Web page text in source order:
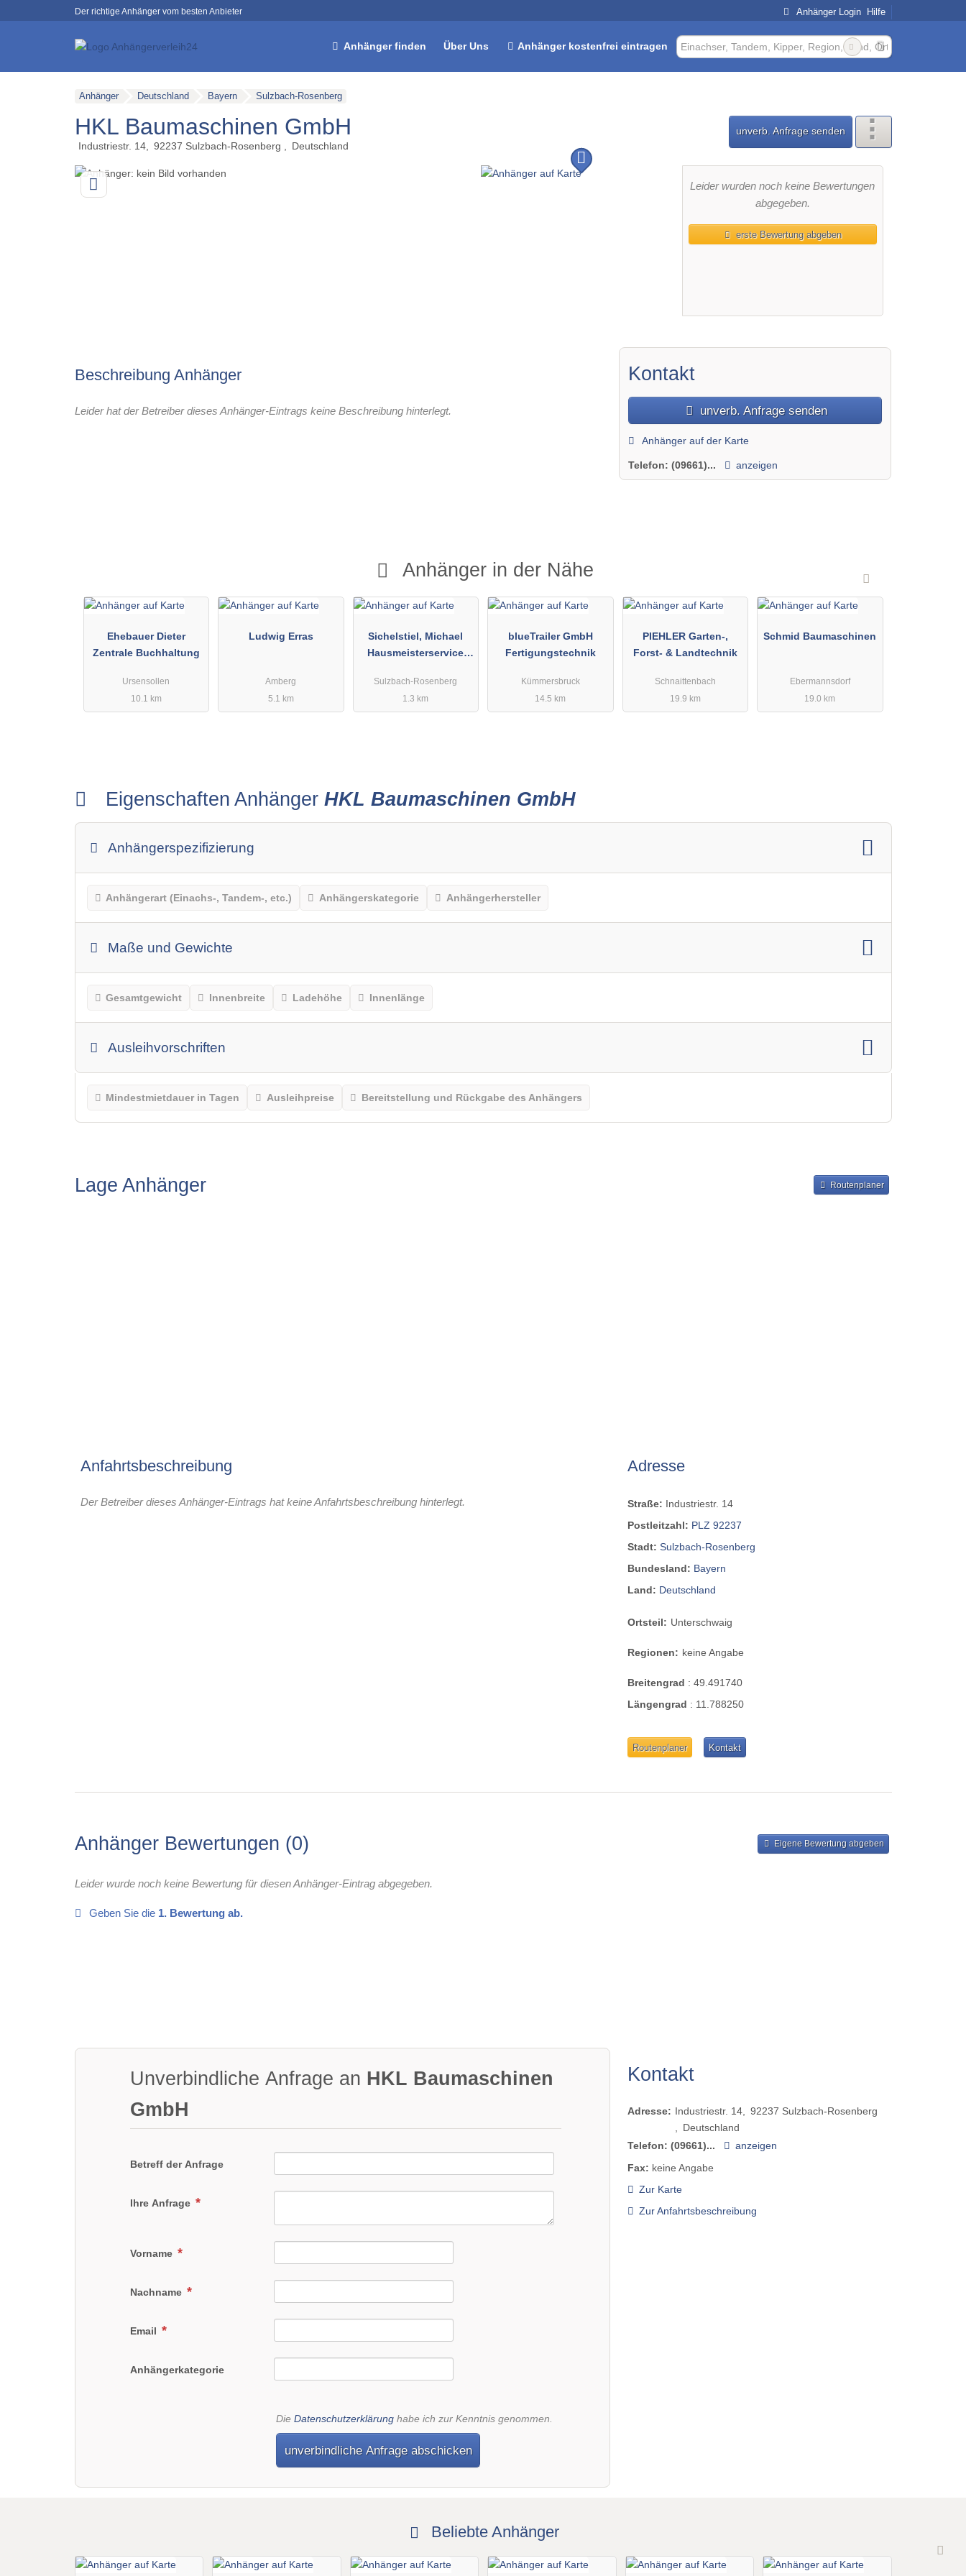
Der richtige Anhänger vom besten Anbieter Anhänger Login Hilfe
Anhänger finden Über Uns Anhänger kostenfrei eintragen
Anhänger Deutschland Bayern Sulzbach-Rosenberg
HKL Baumaschinen GmbH
Industriestr. 14 92237 Sulzbach-Rosenberg Deutschland
unverb. Anfrage senden
Leider wurden noch keine Bewertungen
abgegeben.
erste Bewertung abgeben
Beschreibung Anhänger
Leider hat der Betreiber dieses Anhänger-Eintrags keine Beschreibung hinterlegt.
Kontakt
unverb. Anfrage senden
Anhänger auf der Karte
Telefon:(09661)... anzeigen
Anhänger in der Nähe
Ehebauer Dieter
Zentrale Buchhaltung
Ursensollen
10.1 km
Ludwig Erras
Amberg
5.1 km
Sichelstiel, Michael
Hausmeisterservice
Sulzbach-Rosenberg
1.3 km
blueTrailer GmbH
Fertigungstechnik
Kümmersbruck
14.5 km
PIEHLER Garten-,
Forst- & Landtechnik
Schnaittenbach
19.9 km
Schmid Baumaschinen
Ebermannsdorf
19.0 km
Eigenschaften AnhängerHKL Baumaschinen GmbH
Anhängerspezifizierung
Anhängerart (Einachs-, Tandem-, etc.) Anhängerskategorie Anhängerhersteller
Maße und Gewichte
Gesamtgewicht Innenbreite Ladehöhe Innenlänge
Ausleihvorschriften
Mindestmietdauer in Tagen Ausleihpreise Bereitstellung und Rückgabe des Anhängers
Lage Anhänger Routenplaner
Anfahrtsbeschreibung
Der Betreiber dieses Anhänger-Eintrags hat keine Anfahrtsbeschreibung hinterlegt.
Adresse
Straße: Industriestr. 14
Postleitzahl: PLZ 92237
Stadt:Sulzbach-Rosenberg
Bundesland: Bayern
Land: Deutschland
Ortsteil: Unterschwaig
Regionen: keine Angabe
Breitengrad :49.491740
Längengrad : 11.788250
Routenplaner Kontakt
Anhänger Bewertungen 0 Eigene Bewertung abgeben
Leider wurde noch keine Bewertung für diesen Anhänger-Eintrag abgegeben.
Geben Sie die 1. Bewertung ab.
Unverbindliche Anfrage an HKL Baumaschinen
GmbH
Betreff der Anfrage
Ihre Anfrage
Vorname
Nachname
Email
Anhängerkategorie
DieDatenschutzerklärung habe ich zur Kenntnis genommen.
unverbindliche Anfrage abschicken
Kontakt
Adresse: Industriestr. 14 92237 Sulzbach-Rosenberg
Deutschland
Telefon: (09661)...
anzeigen
Fax: keine Angabe
Zur Karte
Zur Anfahrtsbeschreibung
Beliebte Anhänger